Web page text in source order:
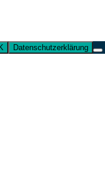
Datenschutzerklärung